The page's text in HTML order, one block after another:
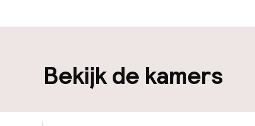
Bekijk de kamers